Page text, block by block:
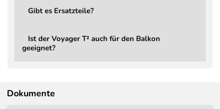
Garantie
2 Jahre
Lieferumfang
Ständer, ohne Schutzbezug
Ersatzteile
Gibt es Ersatzteile?
Ist der Voyager T² auch für den Balkon
geeignet?
Dokumente